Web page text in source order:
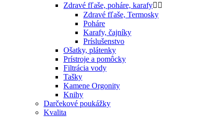
Zdravé fľaše, poháre, karafy 
Zdravé fľaše, Termosky
Poháre
Karafy, čajníky
Príslušenstvo
Ošatky, plátenky
Prístroje a pomôcky
Filtrácia vody
Tašky
Kamene Orgonity
Knihy
Darčekové poukážky
Kvalita